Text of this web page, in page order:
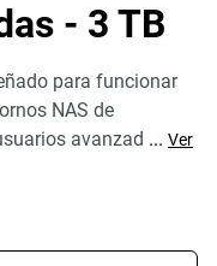
- 3 TB
para funcionar
NAS de
avanzad ... Ver